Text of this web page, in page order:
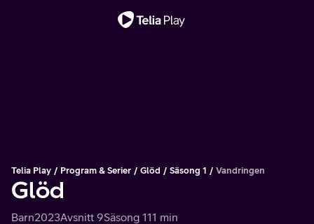
Telia Play Program & Serier Glöd Säsong 1 Vandringen
Glöd
Barn2023Avsnitt 9Säsong 111 min